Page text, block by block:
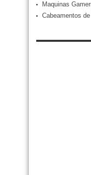
Maquinas
Cabeamentos